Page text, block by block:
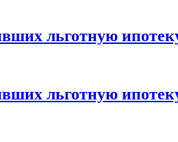
льготную
льготную